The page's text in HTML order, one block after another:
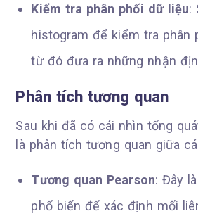
Kiểm tra phân phối dữ liệu:
histogram để kiểm tra phân
từ đó đưa ra những nhận
Phân tích tương quan
Sau khi đã có cái nhìn tổng
là phân tích tương quan giữa
Tương quan Pearson: Đây
phổ biến để xác định mối